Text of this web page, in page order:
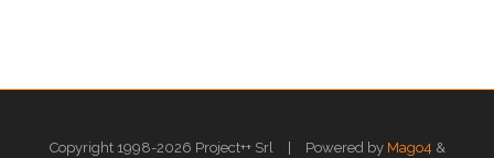
Copyright 1998-2026 Project++ Srl | Powered by Mago4 &